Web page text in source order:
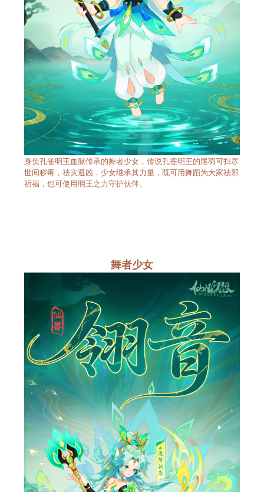
身负孔雀明王血脉传承的舞者少女，传说孔雀明王的尾羽可扫尽
世间秽毒，祛灾避凶，少女继承其力量，既可用舞蹈为大家祛邪
祈福，也可使用明王之力守护伙伴。
舞者少女